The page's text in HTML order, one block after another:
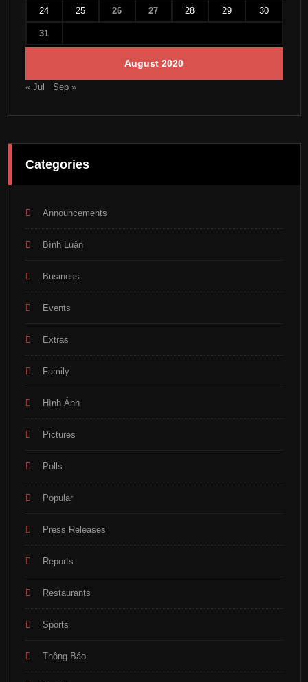
August 2020
24 25 26 27 28 29 30
31
« Jul Sep »
Categories
Announcements
Bình Luận
Business
Events
Extras
Family
Hình Ảnh
Pictures
Polls
Popular
Press Releases
Reports
Restaurants
Sports
Thông Báo